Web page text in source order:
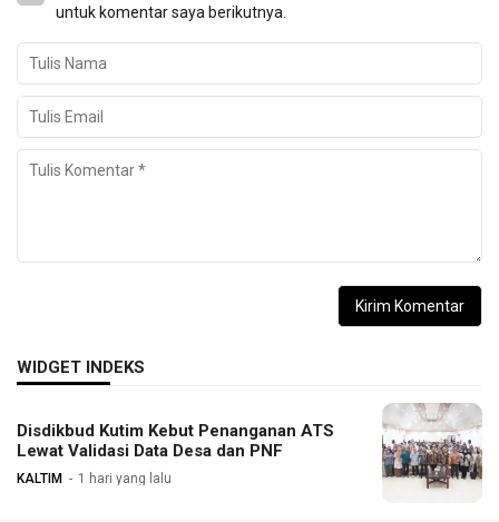
untuk komentar saya berikutnya.
WIDGET INDEKS
Disdikbud Kutim Kebut Penanganan ATS
Lewat Validasi Data Desa dan PNF
KALTIM 1 hari yang lalu